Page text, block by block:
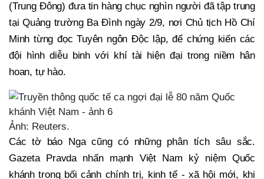
(Trung Đông) đưa tin hàng chục nghìn người đã tập trung
tại Quảng trường Ba Đình ngày 2/9, nơi Chủ tịch Hồ Chí
Minh từng đọc Tuyên ngôn Độc lập, để chứng kiến các
đội hình diễu binh với khí tài hiện đại trong niềm hân
hoan, tự hào.
Ảnh: Reuters.
Các tờ báo Nga cũng có những phân tích sâu sắc.
Gazeta Pravda nhấn mạnh Việt Nam kỷ niệm Quốc
khánh trong bối cảnh chính trị, kinh tế - xã hội mới, khi